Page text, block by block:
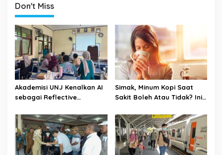
Don't Miss
Akademisi UNJ Kenalkan AI
sebagai Reflective
SD Kota Depok
Simak, Minum Kopi Saat
Sakit Boleh Atau Tidak? Ini